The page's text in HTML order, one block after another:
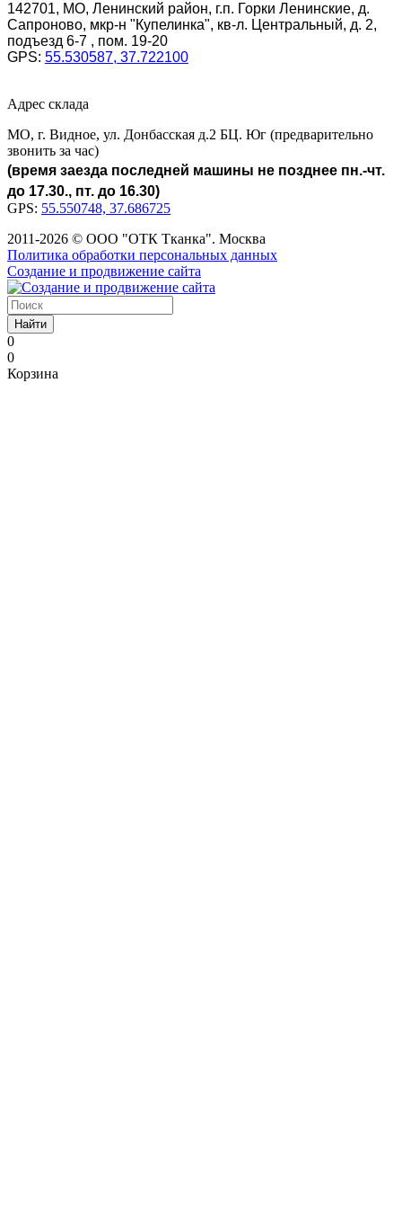
142701, МО, Ленинский район, г.п. Горки Ленинские, д.
Сапроново, мкр-н "Купелинка", кв-л. Центральный, д. 2,
подъезд 6-7 , пом. 19-20
GPS: 55.530587, 37.722100
Адрес склада
МО, г. Видное, ул. Донбасская д.2 БЦ. Юг (предварительно
звонить за час)
(время заезда последней машины не позднее пн.-чт.
до 17.30., пт. до 16.30)
GPS: 55.550748, 37.686725
2011-2026 © ООО "ОТК Тканка". Москва
Политика обработки персональных данных
Создание и продвижение сайта
Найти
0
0
Корзина